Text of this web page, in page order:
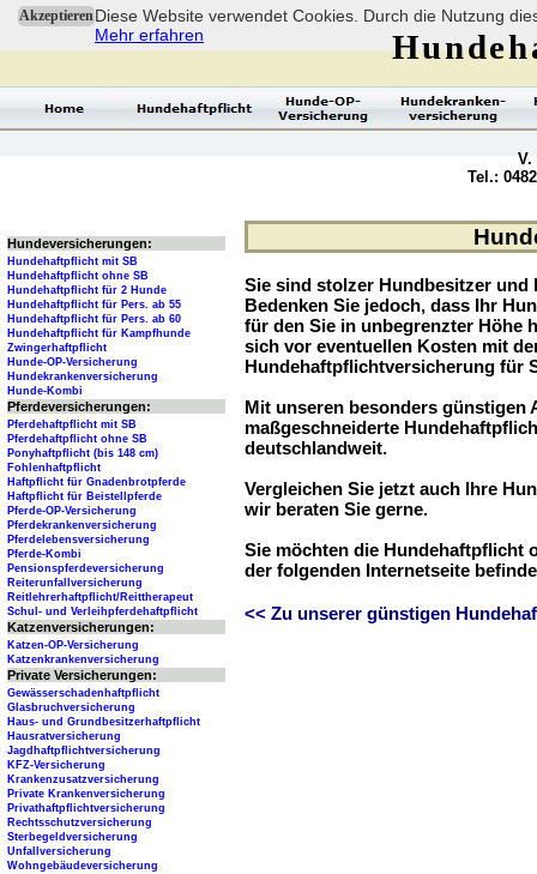
AkzeptierenDiese Website verwendet Cookies. Durch die Nutzung
Mehr erfahren
Sie sind stolzer Hundbesitzer und
Bedenken Sie jedoch, dass Ihr
für den Sie in unbegrenzter Höhe
sich vor eventuellen Kosten mit
Hundehaftpflichtversicherung für
Mit unseren besonders günstigen
maßgeschneiderte
deutschlandweit.
Vergleichen Sie jetzt auch Ihre
wir beraten Sie gerne.
Sie möchten die Hundehaftpflicht
der folgenden Internetseite
<< Zu unserer günstigen
V.
Tel.:
Hundeversicherungen:
Hundehaftpflicht mit SB
Hundehaftpflicht ohne SB
Hundehaftpflicht für 2 Hunde
Hundehaftpflicht für Pers. ab 55
Hundehaftpflicht für Pers. ab 60
Hundehaftpflicht für Kampfhunde
Zwingerhaftpflicht
Hunde-OP-Versicherung
Hundekrankenversicherung
Hunde-Kombi
Pferdeversicherungen:
Pferdehaftpflicht mit SB
Pferdehaftpflicht ohne SB
Ponyhaftpflicht (bis 148 cm)
Fohlenhaftpflicht
Haftpflicht für Gnadenbrotpferde
Haftpflicht für Beistellpferde
Pferde-OP-Versicherung
Pferdekrankenversicherung
Pferdelebensversicherung
Pferde-Kombi
Pensionspferdeversicherung
Reiterunfallversicherung
Reitlehrerhaftpflicht/Reittherapeut
Schul- und Verleihpferdehaftpflicht
Katzenversicherungen:
Katzen-OP-Versicherung
Katzenkrankenversicherung
Private Versicherungen:
Gewässerschadenhaftpflicht
Glasbruchversicherung
Haus- und Grundbesitzerhaftpflicht
Hausratversicherung
Jagdhaftpflichtversicherung
KFZ-Versicherung
Krankenzusatzversicherung
Private Krankenversicherung
Privathaftpflichtversicherung
Rechtsschutzversicherung
Sterbegeldversicherung
Unfallversicherung
Wohngebäudeversicherung